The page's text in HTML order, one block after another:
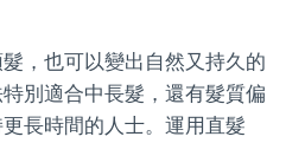
，也可以變出自然又持久的
別適合中長髮，還有髮質偏
長時間的人士。運用直髮